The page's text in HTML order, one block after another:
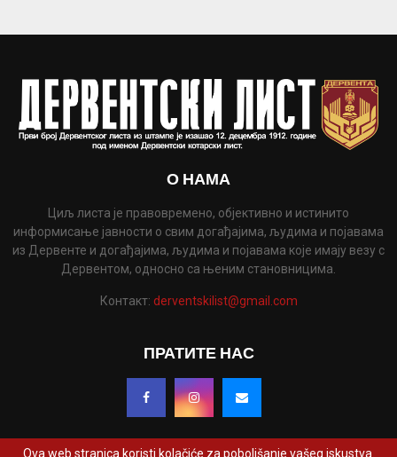
О НАМА
Циљ листа је правовремено, објективно и истинито
информисање јавности о свим догађајима, људима и појавама
из Дервенте и догађајима, људима и појавама које имају везу с
Дервентом, односно са њеним становницима.
Контакт: derventskilist@gmail.com
ПРАТИТЕ НАС
Ova web stranica koristi kolačiće za poboljšanje vašeg iskustva.